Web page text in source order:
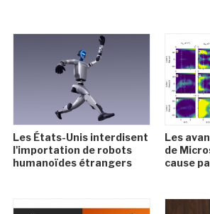
Les États-Unis interdisent
l'importation de robots
humanoïdes étrangers
Les
de
cause